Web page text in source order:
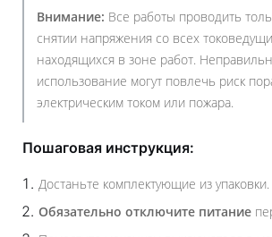
Внимание: Все работы проводить
снятии напряжения со всех
находящихся в зоне работ.
использование могут повлечь риск
электрическим током или пожара.
Пошаговая инструкция:
Достаньте комплектующие из упаковки.
Обязательно отключите питание